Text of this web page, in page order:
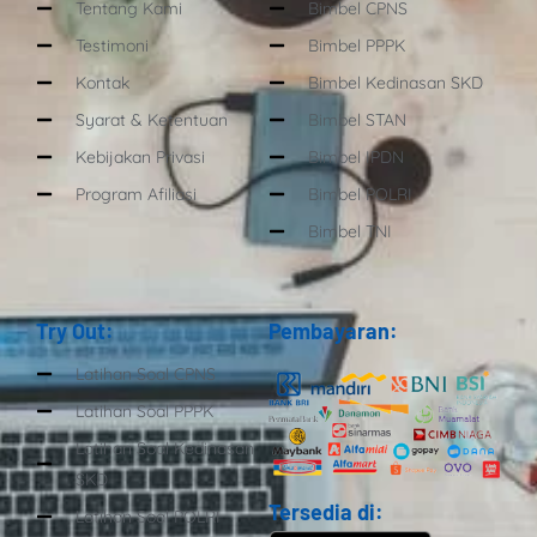
Tentang Kami
Testimoni
Kontak
Syarat & Ketentuan
Kebijakan Privasi
Program Afiliasi
Bimbel CPNS
Bimbel PPPK
Bimbel Kedinasan SKD
Bimbel STAN
Bimbel IPDN
Bimbel POLRI
Bimbel TNI
Try Out:
Latihan Soal CPNS
Latihan Soal PPPK
Latihan Soal Kedinasan
SKD
Latihan Soal POLRI
Pembayaran:
Tersedia di: